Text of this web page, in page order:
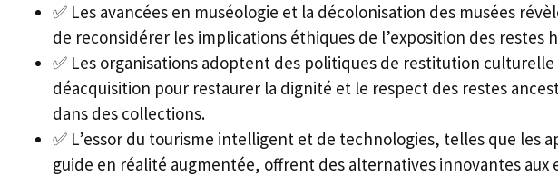
✅ Les avancées en muséologie et la décolonisation des musées
de reconsidérer les implications éthiques de l’exposition des restes
✅ Les organisations adoptent des politiques de restitution culturelle
déacquisition pour restaurer la dignité et le respect des restes
dans des collections.
✅ L’essor du tourisme intelligent et de technologies, telles que les
guide en réalité augmentée, offrent des alternatives innovantes aux